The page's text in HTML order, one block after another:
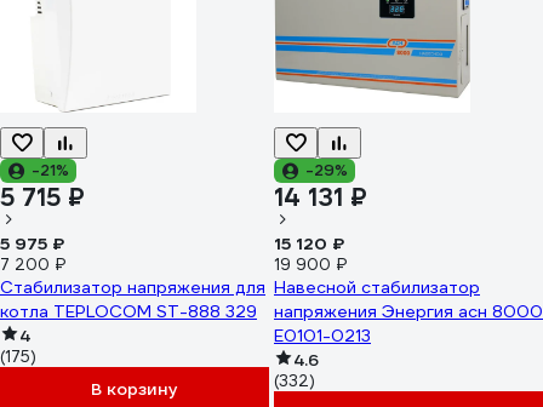
-21%
5 715 ₽
5 975 ₽
7 200 ₽
Стабилизатор напряжения для
котла TEPLOCOM ST-888 329
4
(175)
В корзину
-29%
14 131 ₽
15 120 ₽
19 900 ₽
Навесной стабилизатор
напряжения Энергия асн 8000
Е0101-0213
4.6
(332)